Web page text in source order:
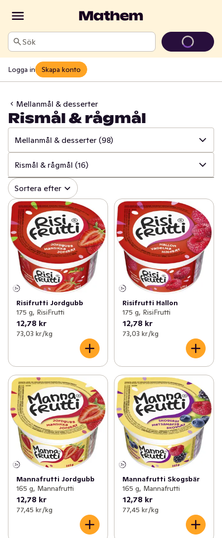
Sök
Logga in Skapa konto
Mellanmål & desserter
Rismål & rågmål
Mellanmål & desserter (98)
✓ Alla (1364)
✓ Ost (415)
✓ Mjölk (100)
✓ Matlagningsmejeri (112)
✓ Filmjölk & Yoghurt (249)
Smör & margarin (69)
✓ Juice & fruktdryck
✓ Ägg & jäst (22)
✓ Växtbaserat
Cottage cheese, kvarg & skyr
✓ Mellanmål & desserter (98)
Rismål & rågmål (16)
✓ Alla (98)
✓ Rismål & rågmål (16)
✓ Proteindryck (45)
✓ Proteinpudding (17)
Vaniljsås (10)
Sortera efter
Risifrutti Jordgubb
175 g, RisiFrutti
12,78 kr
73,03 kr /kg
Risifrutti Hallon
175 g, RisiFrutti
12,78 kr
73,03 kr /kg
Mannafrutti Jordgubb
165 g, Mannafrutti
12,78 kr
77,45 kr /kg
Mannafrutti Skogsbär
165 g, Mannafrutti
12,78 kr
77,45 kr /kg